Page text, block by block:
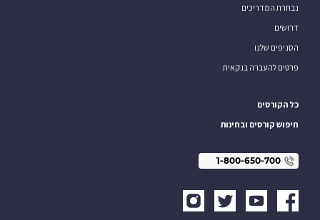
נבחרת המדריכים
דרושים
הסניפים שלנו
פרטים להעברה בנקאית
כל הקורסים
חיפוש קורסים ובחינות
1-800-650-700